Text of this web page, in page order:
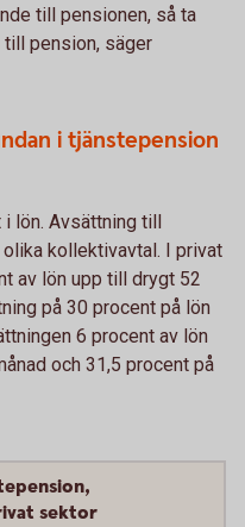
till pensionen, så ta
pension, säger
i tjänstepension
i lön. Avsättning till
kollektivavtal. I privat
av lön upp till drygt 52
på 30 procent på lön
6 procent av lön
och 31,5 procent på
sektor